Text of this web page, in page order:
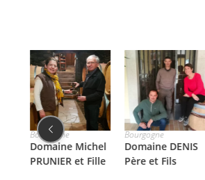
Bourgogne
Domaine Michel
PRUNIER et Fille
Bourgogne
Domaine DENIS
Père et Fils